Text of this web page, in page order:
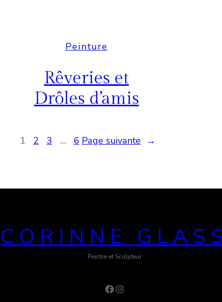
Peinture
Rêveries et
Drôles d’amis
1 2 3 … 6 Page suivante →
CORINNE
Peintre et Sculpteur
Facebook Instagram